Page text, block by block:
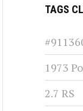
TAGS
1973
2.7 RS